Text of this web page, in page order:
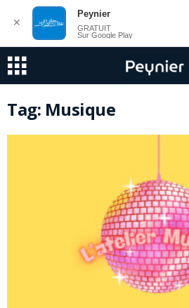
Tag: Musique
✕
Peynier
GRATUIT
Sur Google Play